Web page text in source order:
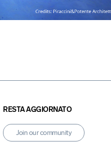
RESTA AGGIORNATO
Join our community